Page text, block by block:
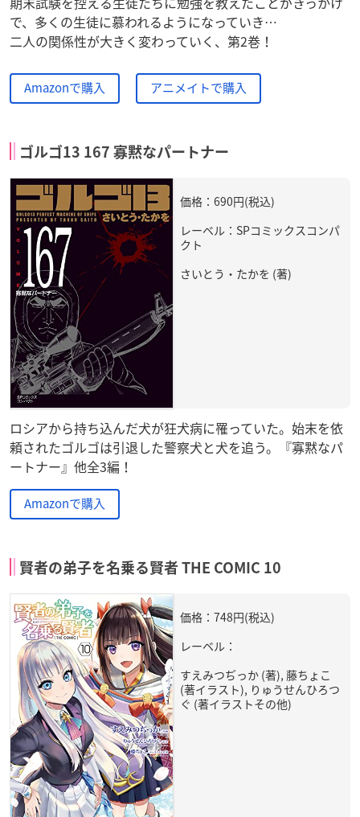
で、多くの生徒に慕われるようになっていき…
二人の関係性が大きく変わっていく、第2巻！
Amazonで購入 アニメイトで購入
ゴルゴ13 167 寡黙なパートナー
価格：690円(税込)
レーベル：SPコミックスコンパ
クト
さいとう・たかを (著)
ロシアから持ち込んだ犬が狂犬病に罹っていた。始末を依
頼されたゴルゴは引退した警察犬と犬を追う。『寡黙なパ
ートナー』他全3編！
Amazonで購入
賢者の弟子を名乗る賢者 THE COMIC 10
価格：748円(税込)
レーベル：
すえみつぢっか (著), 藤ちょこ
(著イラスト), りゅうせんひろつ
ぐ (著イラストその他)